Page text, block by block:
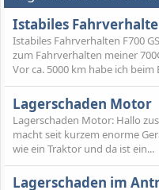
Istabiles
Istabiles Fahrverhalten F700
zum Fahrverhalten meiner
Vor ca. 5000 km habe ich beim
Lagerschaden Motor
Lagerschaden Motor: Hallo
macht seit kurzem enorme
wie ein Traktor und da ist ein...
Lagerschaden im